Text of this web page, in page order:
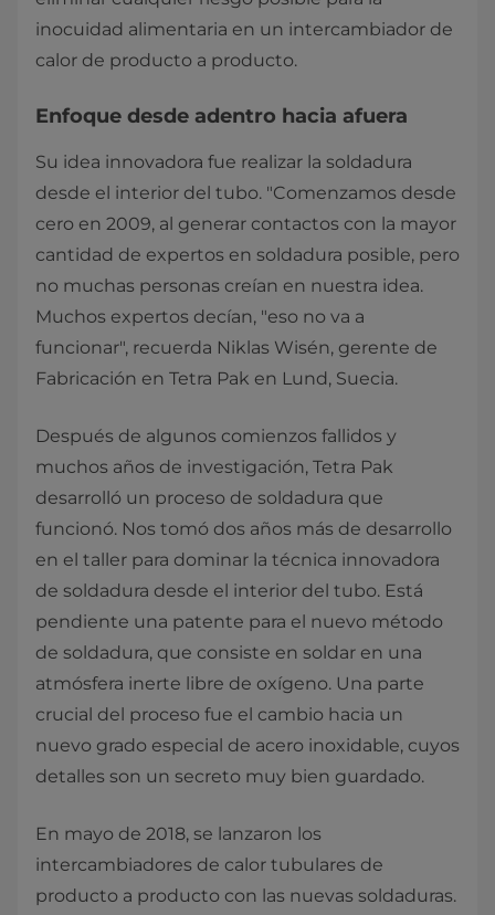
inocuidad alimentaria en un intercambiador de
calor de producto a producto.
Enfoque desde adentro hacia afuera
Su idea innovadora fue realizar la soldadura
desde el interior del tubo. "Comenzamos desde
cero en 2009, al generar contactos con la mayor
cantidad de expertos en soldadura posible, pero
no muchas personas creían en nuestra idea.
Muchos expertos decían, "eso no va a
funcionar", recuerda Niklas Wisén, gerente de
Fabricación en Tetra Pak en Lund, Suecia.
Después de algunos comienzos fallidos y
muchos años de investigación, Tetra Pak
desarrolló un proceso de soldadura que
funcionó. Nos tomó dos años más de desarrollo
en el taller para dominar la técnica innovadora
de soldadura desde el interior del tubo. Está
pendiente una patente para el nuevo método
de soldadura, que consiste en soldar en una
atmósfera inerte libre de oxígeno. Una parte
crucial del proceso fue el cambio hacia un
nuevo grado especial de acero inoxidable, cuyos
detalles son un secreto muy bien guardado.
En mayo de 2018, se lanzaron los
intercambiadores de calor tubulares de
producto a producto con las nuevas soldaduras.